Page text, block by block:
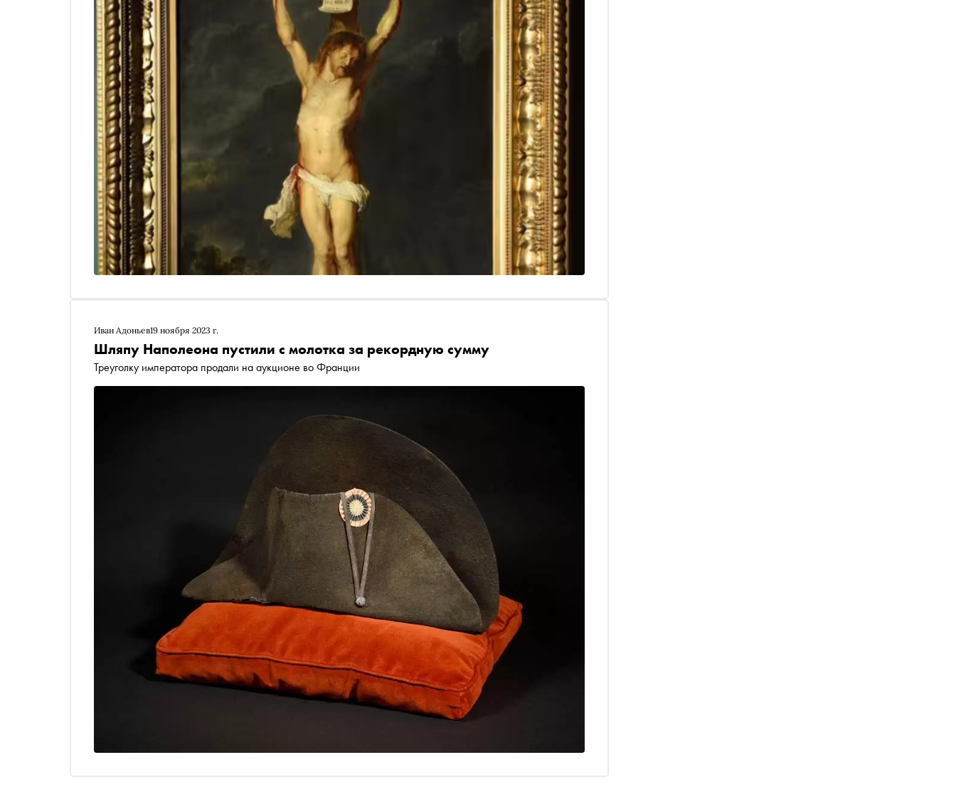
Иван Адоньев19 ноября 2023 г.
Шляпу Наполеона пустили с молотка за рекордную сумму
Треуголку императора продали на аукционе во Франции